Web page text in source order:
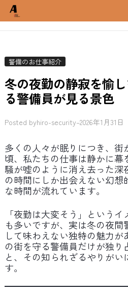
content
警備のお仕事紹介
冬の夜勤の静寂を愉
る警備員が見る景色
Posted byhiro-security–2026年1月31日
多くの人々が眠りにつき、街
頃、私たちの仕事は静かに幕
騒が嘘のように消え去った深
の時間にしか出会えない幻想
な時間が流れています。
「夜勤は大変そう」という
も多いですが、実は冬の夜
して味わえない独特の魅力
の街を守る警備員だけが独り
と、その知られざるやりがい
す。